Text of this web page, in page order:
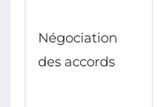
Négociation
des accords